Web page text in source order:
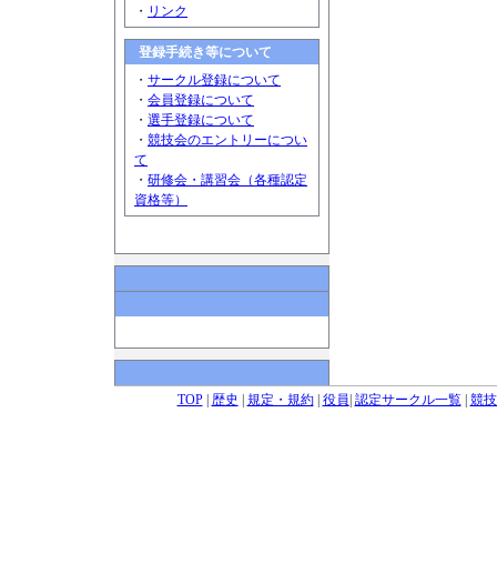
・ リンク
登録手続き等について
・ サークル登録について
・ 会員登録について
・ 選手登録について
・ 競技会のエントリーについ
て
・ 研修会・講習会（各種認定
資格等）
TOP| 歴史 規定・規約| 役員 認定サークル一覧| 競